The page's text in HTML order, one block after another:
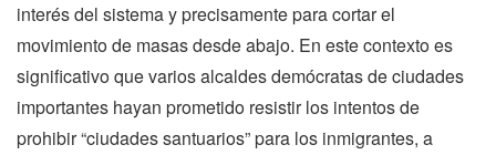
interés del sistema y precisamente para cortar el
movimiento de masas desde abajo. En este contexto es
significativo que varios alcaldes demócratas de ciudades
importantes hayan prometido resistir los intentos de
prohibir “ciudades santuarios” para los inmigrantes, a